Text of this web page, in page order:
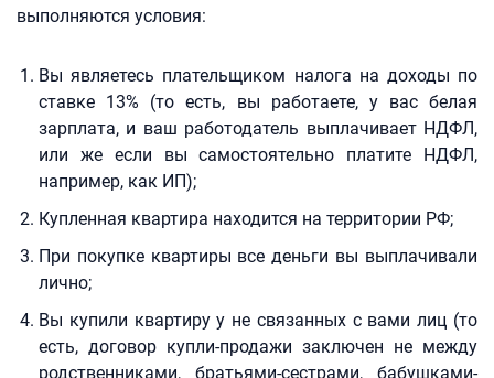
выполняются условия:
Вы являетесь плательщиком налога на доходы по
ставке 13% (то есть, вы работаете, у вас белая
зарплата, и ваш работодатель выплачивает НДФЛ,
или же если вы самостоятельно платите НДФЛ,
например, как ИП);
Купленная квартира находится на территории РФ;
При покупке квартиры все деньги вы выплачивали
лично;
Вы купили квартиру у не связанных с вами лиц (то
есть, договор купли-продажи заключен не между
родственниками, братьями-сестрами, бабушками-